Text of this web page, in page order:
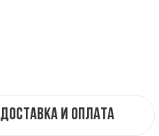
Доставка и оплата